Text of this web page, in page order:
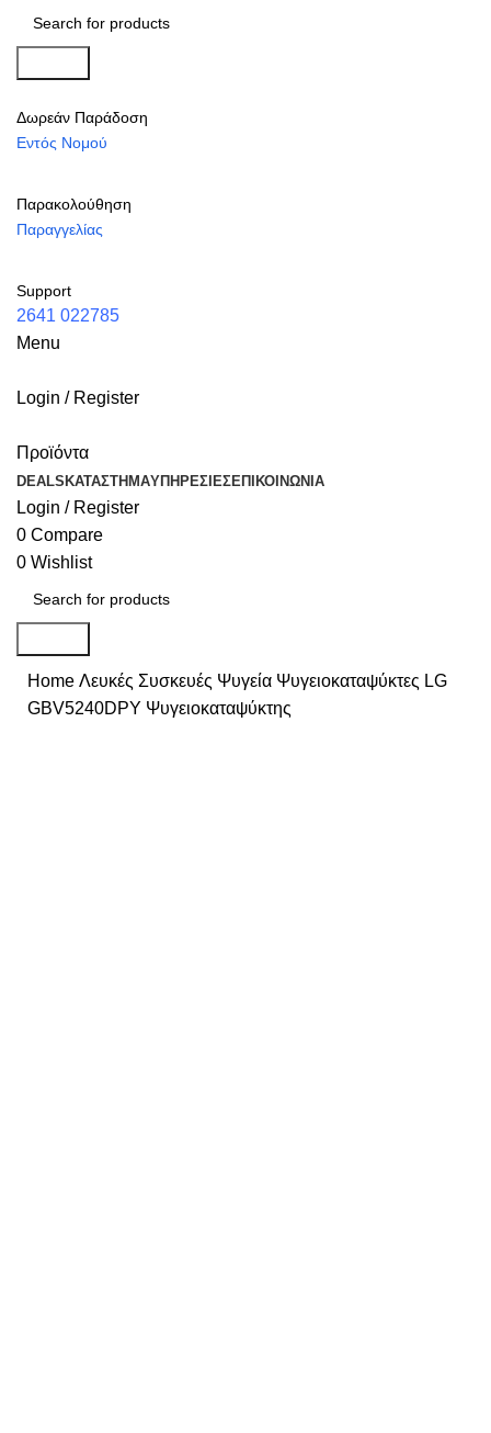
Δωρεάν Παράδοση
Εντός Νομού
Παρακολούθηση
Παραγγελίας
Support
2641 022785
Menu
Login / Register
Προϊόντα
DEALS ΚΑΤΆΣΤΗΜΑΥΠΗΡΕΣΊΕΣΕΠΙΚΟΙΝΩΝΊΑ
Login / Register
0 Compare
0 Wishlist
Home Λευκές Συσκευές Ψυγεία Ψυγειοκαταψύκτες LG
GBV5240DPY Ψυγειοκαταψύκτης